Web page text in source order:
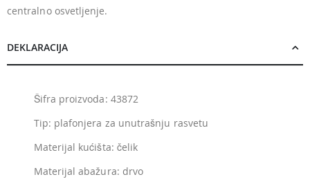
centralno osvetljenje.
DEKLARACIJA
Šifra proizvoda: 43872
Tip: plafonjera za unutrašnju rasvetu
Materijal kućišta: čelik
Materijal abažura: drvo